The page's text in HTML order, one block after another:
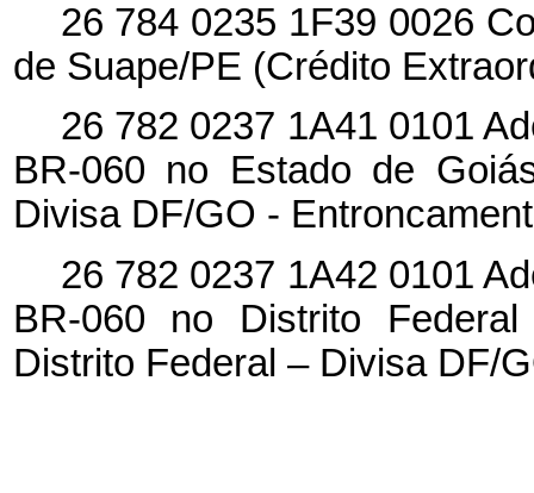
26 784 0235 1F39 0026
de Suape/PE (Crédito
26 782 0237 1A41 0101
BR-060 no Estado de
Divisa DF/GO -
26 782 0237 1A42 0101
BR-060 no Distrito
Distrito Federal – Divisa DF/